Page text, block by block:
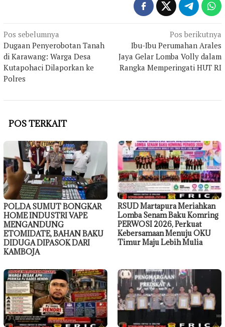
Navigasi
pos
Pos sebelumnya
Dugaan Penyerobotan Tanah
di Karawang: Warga Desa
Kutapohaci Dilaporkan ke
Polres
Pos berikutnya
Ibu-Ibu Perumahan Arales
Jaya Gelar Lomba Volly dalam
Rangka Memperingati HUT RI
POS TERKAIT
POLDA SUMUT BONGKAR
HOME INDUSTRI VAPE
MENGANDUNG
ETOMIDATE, BAHAN BAKU
DIDUGA DIPASOK DARI
KAMBOJA
RSUD Martapura Meriahkan
Lomba Senam Baku Komring
PERWOSI 2026, Perkuat
Kebersamaan Menuju OKU
Timur Maju Lebih Mulia